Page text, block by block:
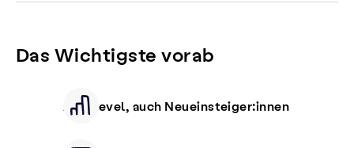
Das Wichtigste vorab
Alle Level, auch Neueinsteiger:innen